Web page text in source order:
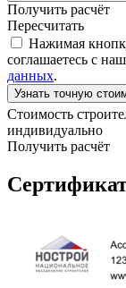
Получить расчёт
Пересчитать
Нажимая
соглашаетесь с
данных.
Узнать точную
Стоимость
индивидуально
Получить расчёт